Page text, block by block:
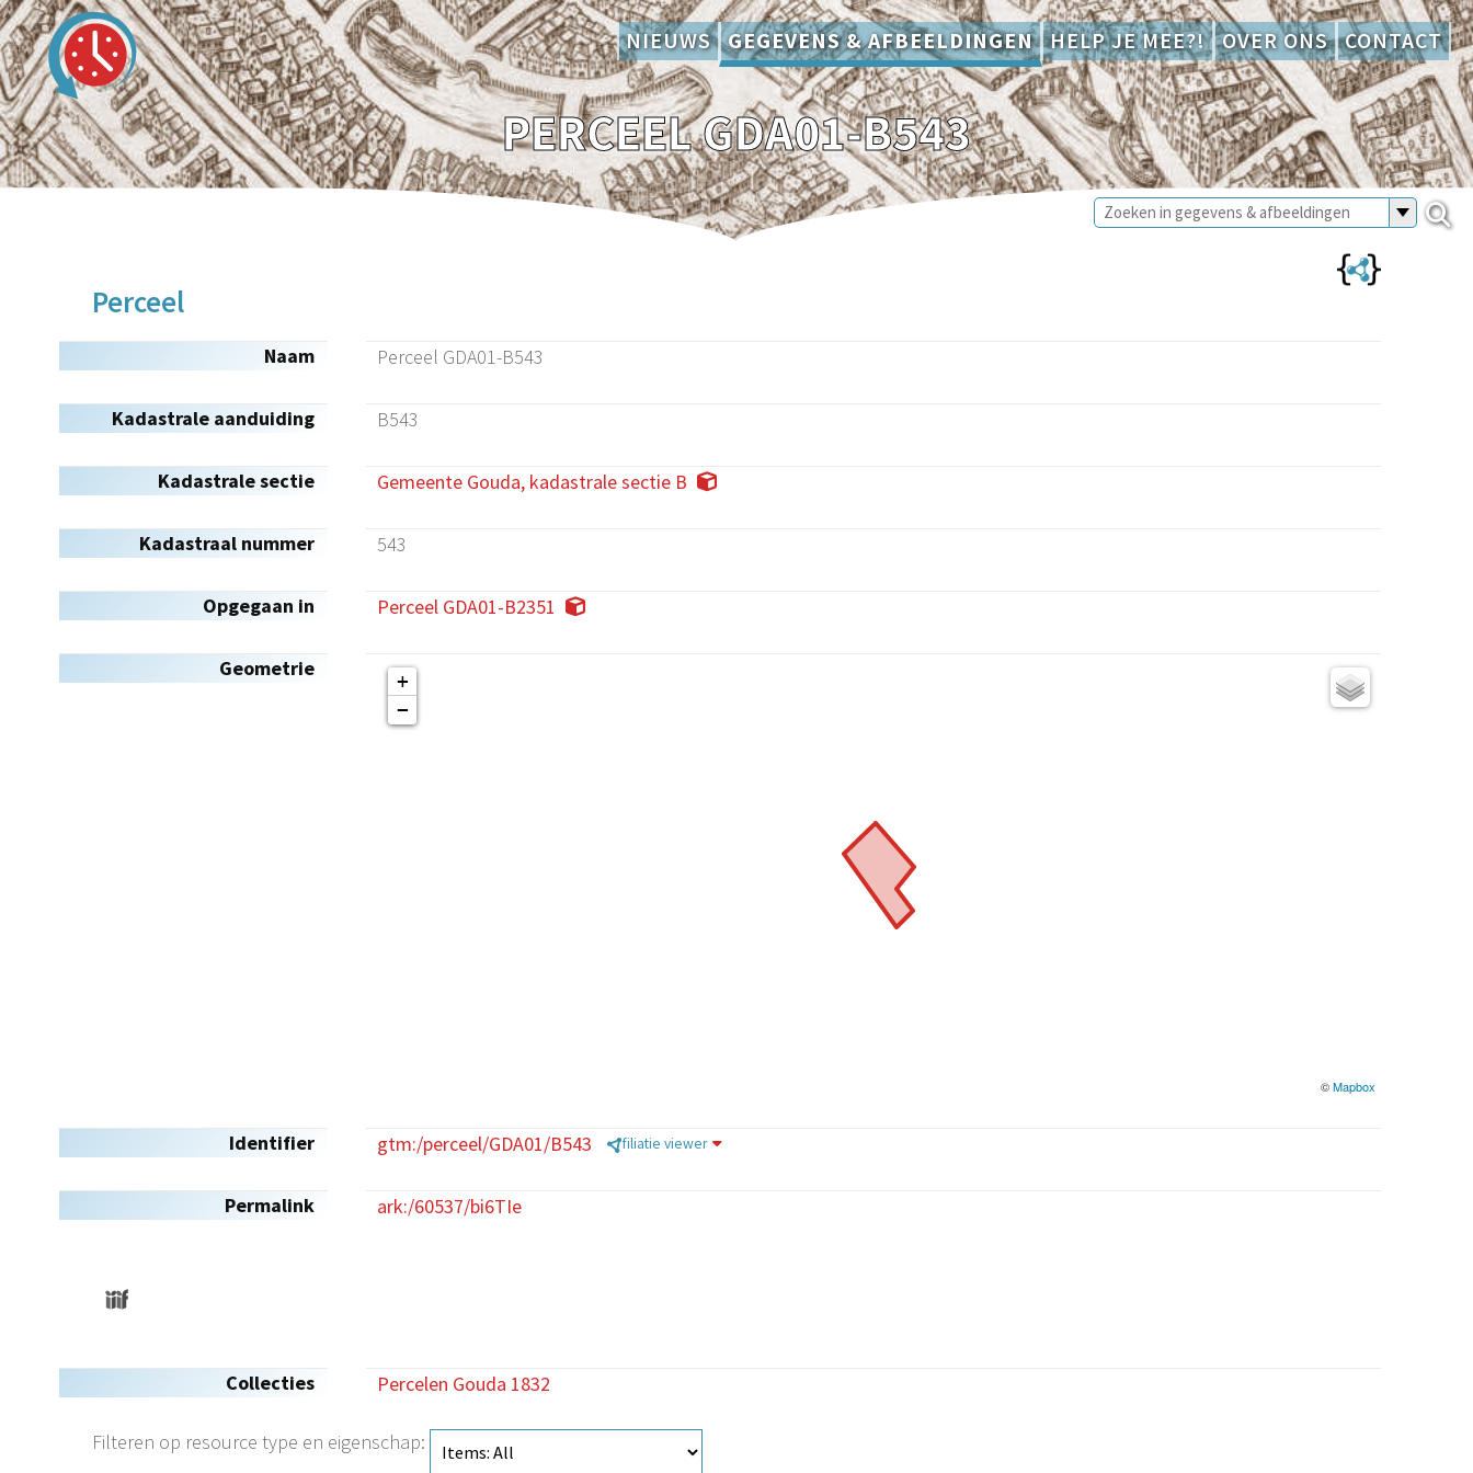
NIEUWS GEGEVENS & AFBEELDINGEN HELP JE MEE?! OVER ONS CONTACT
PERCEEL GDA01-B543
Perceel
Naam Perceel GDA01-B543
Kadastrale aanduiding B543
Kadastrale sectie Gemeente Gouda, kadastrale sectie B
Kadastraal nummer 543
Opgegaan in Perceel GDA01-B2351
Geometrie
+
−
©Mapbox
Identifier gtm:/perceel/GDA01/B543 filiatie viewer
Permalink ark:/60537/bi6TIe
Collecties Percelen Gouda 1832
Filteren op resource type en eigenschap: